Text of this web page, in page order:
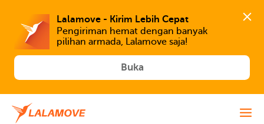
Lalamove - Kirim Lebih Cepat
Pengiriman hemat dengan banyak
Buka